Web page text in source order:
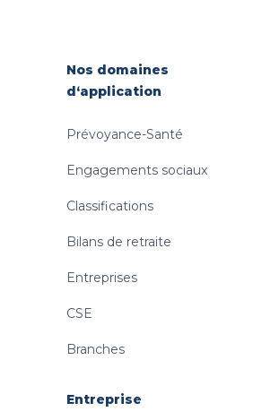
Nos domaines
d‘application
Prévoyance-Santé
Engagements sociaux
Classifications
Bilans de retraite
Entreprises
CSE
Branches
Entreprise